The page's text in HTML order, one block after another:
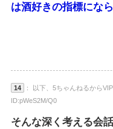
は酒好きの指標にな
14
： 以下、5ちゃんねるから
ID:pWeS2M/Q0
そんな深く考える会